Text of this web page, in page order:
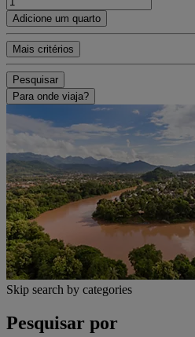
Adicione um quarto
Mais critérios
Pesquisar
Para onde viaja?
Skip search by categories
Pesquisar por